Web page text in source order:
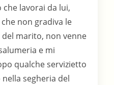
lavorai da lui,
non gradiva le
marito, non venne
e mi
qualche servizietto
segheria del